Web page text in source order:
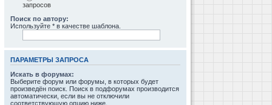
запросов
Поиск по автору:
Используйте * в качестве шаблона.
ПАРАМЕТРЫ ЗАПРОСА
Искать в форумах:
Выберите форум или форумы, в которых будет
произведён поиск. Поиск в подфорумах производится
автоматически, если вы не отключили
соответствующую опцию ниже.